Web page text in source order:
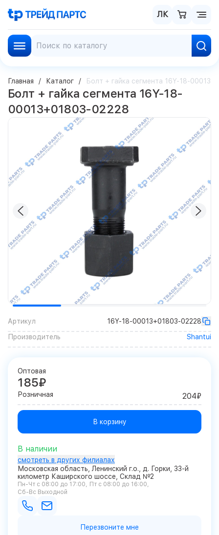
ЛК
Главная Каталог Болт + гайка сегмента 16Y-18-
Болт + гайка сегмента 16Y-18-
00013+01803-02228
Артикул
16Y-18-00013+01803-02228
Производитель
Shantui
Оптовая
185₽
Розничная 204₽
В корзину
В наличии
смотреть в других филиалах
Московская область, Ленинский г.о., д. Горки, 33-й
километр Каширского шоссе, Склад №2
Пн-Чт с 08:00 до 17:00
Пт с 08:00 до 16:00
Сб-Вс Выходной
Перезвоните мне